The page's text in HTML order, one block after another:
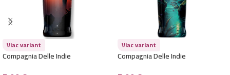
Viac variant
Compagnia Delle Indie
Viac variant
Compagnia Delle Indie